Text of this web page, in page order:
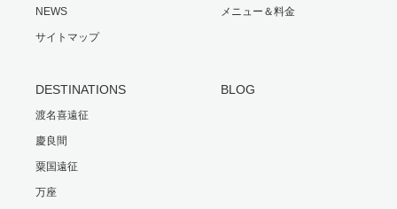
NEWS
サイトマップ
メニュー＆料金
DESTINATIONS
渡名喜遠征
慶良間
粟国遠征
万座
BLOG